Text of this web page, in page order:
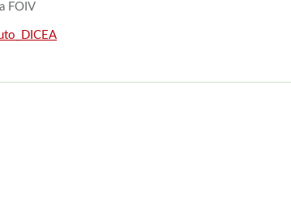
FOIV